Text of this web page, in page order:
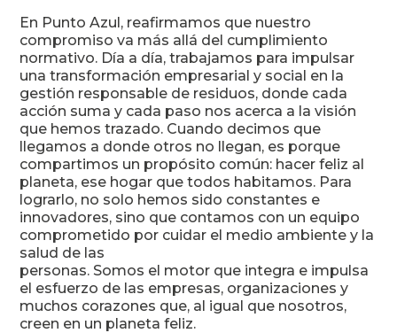
En Punto Azul, reafirmamos que nuestro
compromiso va más allá del cumplimiento
normativo. Día a día, trabajamos para impulsar
una transformación empresarial y social en la
gestión responsable de residuos, donde cada
acción suma y cada paso nos acerca a la visión
que hemos trazado. Cuando decimos que
llegamos a donde otros no llegan, es porque
compartimos un propósito común: hacer feliz al
planeta, ese hogar que todos habitamos. Para
lograrlo, no solo hemos sido constantes e
innovadores, sino que contamos con un equipo
comprometido por cuidar el medio ambiente y la
salud de las
personas. Somos el motor que integra e impulsa
el esfuerzo de las empresas, organizaciones y
muchos corazones que, al igual que nosotros,
creen en un planeta feliz.